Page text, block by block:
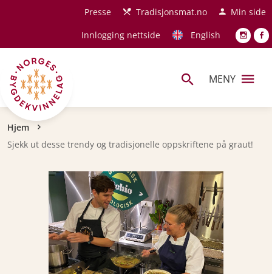
Hopp til hovedinnholdPresse Tradisjonsmat.no
Min side
Innlogging nettside
English
MENY
Navigasjonssti
Hjem
Sjekk ut desse trendy og tradisjonelle oppskriftene på graut!